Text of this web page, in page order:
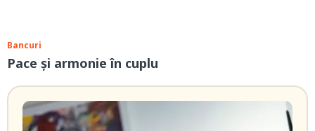
Bancuri
Pace şi armonie în cuplu